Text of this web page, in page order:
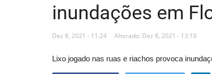
inundações em
Dez 8, 2021 - 11:24 Alterado: Dez 8, 2021 - 13:10
Lixo jogado nas ruas e riachos provoca